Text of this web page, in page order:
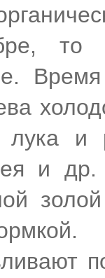
то
Время
лука и
и